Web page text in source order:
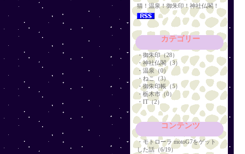
猫！温泉！御朱印！神社仏閣！
カテゴリー
・御朱印（28）
・神社仏閣（3）
・温泉（0）
・ねこ（3）
・御朱印帳（5）
・栃木市（0）
・IT（2）
コンテンツ
・モトローラ motoG7をゲット
した話（6/19）